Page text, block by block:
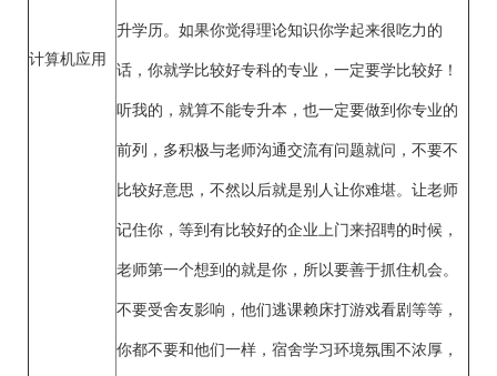
计算机应用
升学历。如果你觉得理论知识你学起来很吃力的
话，你就学比较好专科的专业，一定要学比较好！
听我的，就算不能专升本，也一定要做到你专业的
前列，多积极与老师沟通交流有问题就问，不要不
比较好意思，不然以后就是别人让你难堪。让老师
记住你，等到有比较好的企业上门来招聘的时候，
老师第一个想到的就是你，所以要善于抓住机会。
不要受舍友影响，他们逃课赖床打游戏看剧等等，
你都不要和他们一样，宿舍学习环境氛围不浓厚，